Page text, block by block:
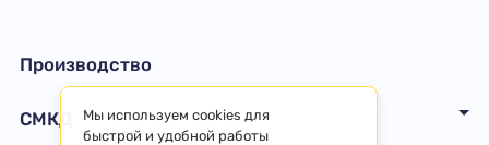
Производство
СМКД
Мы используем cookies для
быстрой и удобной работы